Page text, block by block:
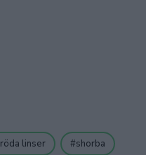
röda linser shorba